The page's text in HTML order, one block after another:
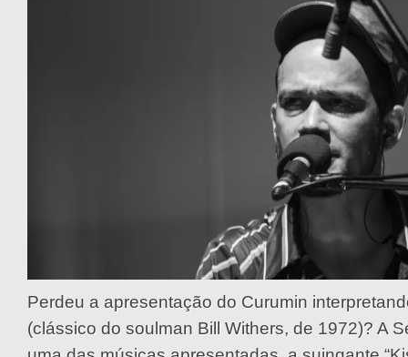
Perdeu a apresentação do Curumin
(clássico do soulman Bill Withers, de 1972)? A